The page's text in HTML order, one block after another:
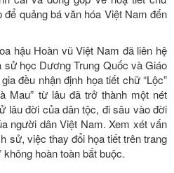
để quảng bá văn hóa Việt Nam đến
hậu Hoàn vũ Việt Nam đã liên hệ
học Dương Trung Quốc và Giáo
đều nhận định họa tiết chữ “Lộc”
Mau” từ lâu đã trở thành một nét
lâu đời của dân tộc, đi sâu vào đời
người dân Việt Nam. Xem xét vấn
sử, việc thay đổi họa tiết trên trang
hoàn toàn bắt buộc.